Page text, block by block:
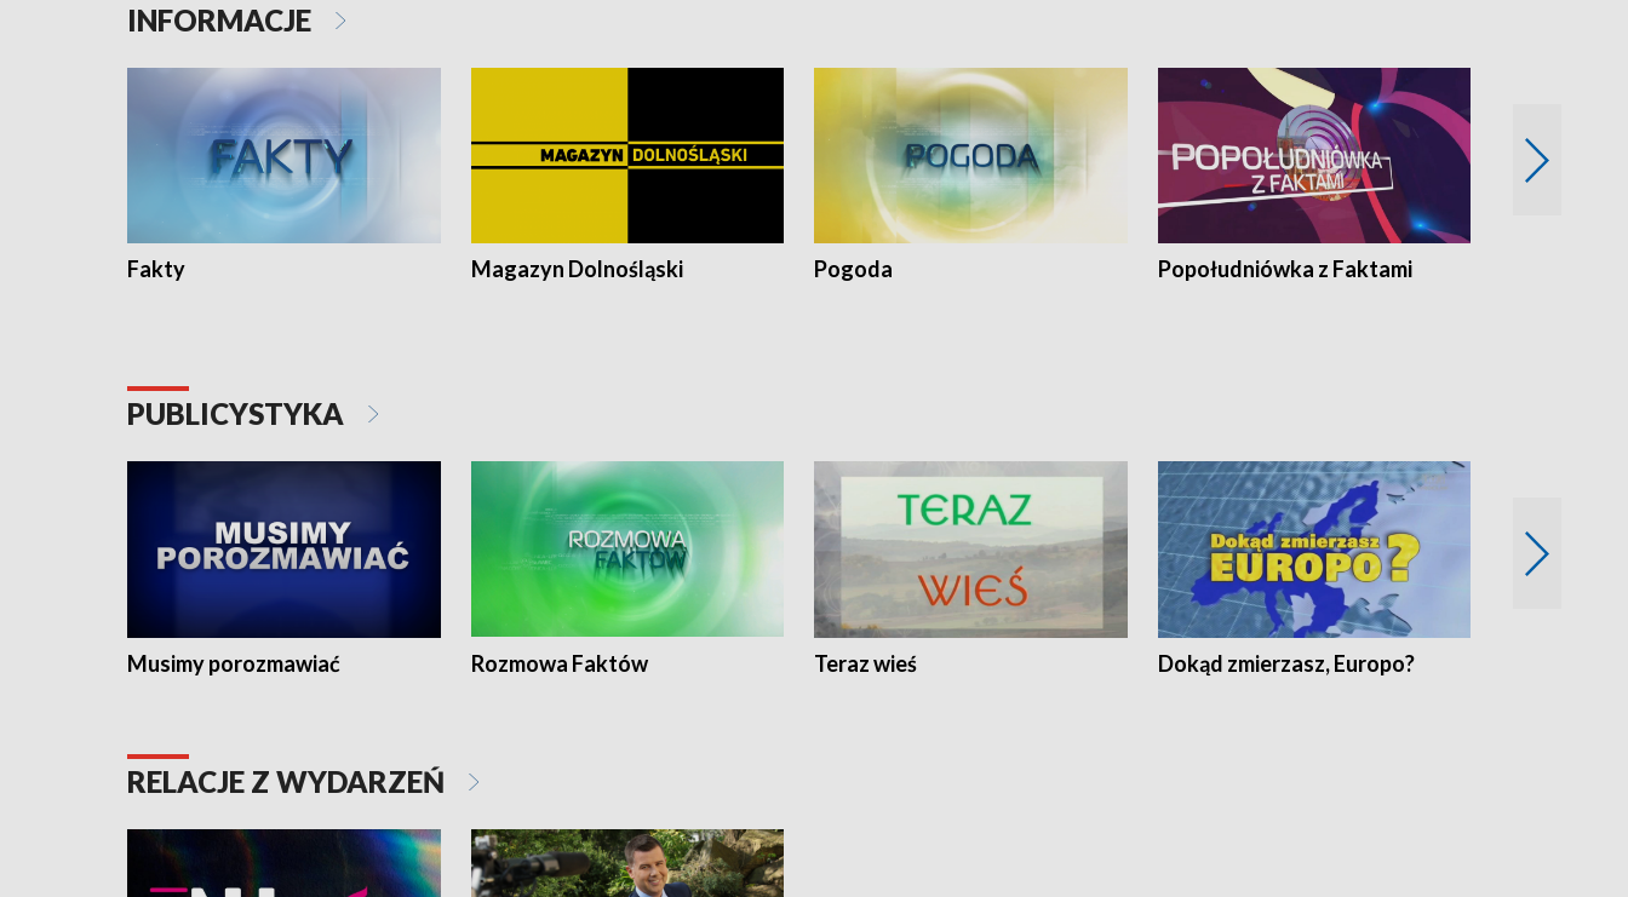
INFORMACJE
Fakty Magazyn Dolnośląski Pogoda Popołudniówka z Faktami
PUBLICYSTYKA
Musimy porozmawiać Rozmowa Faktów Teraz wieś Dokąd zmierzasz, Europo?
RELACJE Z WYDARZEŃ